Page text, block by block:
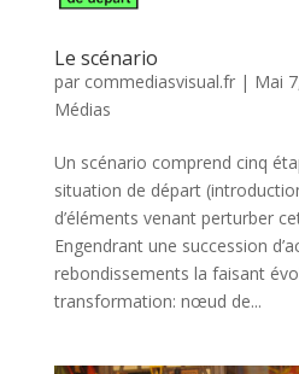
Le scénario
par commediasvisual.fr| Mai
Médias
Un scénario comprend cinq
situation de départ
d’éléments venant perturber
Engendrant une succession
rebondissements la faisant
transformation: nœud de...